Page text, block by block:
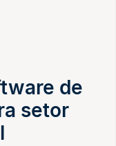
de
setor